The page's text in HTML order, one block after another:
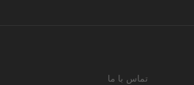
تماس با ما